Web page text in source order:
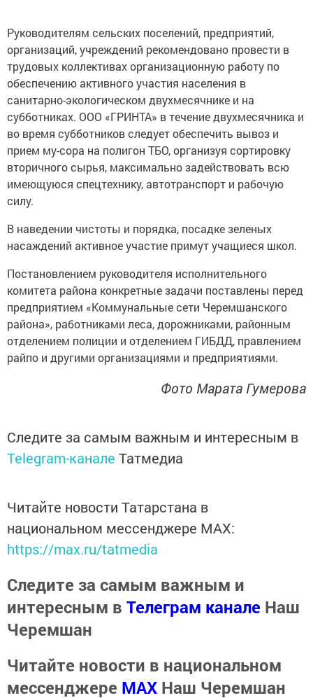
Руководителям сельских поселений, предприятий,
организаций, учреждений рекомендовано провести в
трудовых коллективах организационную работу по
обеспечению активного участия населения в
санитарно-экологическом двухмесячнике и на
субботниках. ООО «ГРИНТА» в течение двухмесячника и
во время субботников следует обеспечить вывоз и
прием му-сора на полигон ТБО, организуя сортировку
вторичного сырья, максимально задействовать всю
имеющуюся спецтехнику, автотранспорт и рабочую
силу.
В наведении чистоты и порядка, посадке зеленых
насаждений активное участие примут учащиеся школ.
Постановлением руководителя исполнительного
комитета района конкретные задачи поставлены перед
предприятием «Коммунальные сети Черемшанского
района», работниками леса, дорожниками, районным
отделением полиции и отделением ГИБДД, правлением
райпо и другими организациями и предприятиями.
Фото Марата Гумерова
Следите за самым важным и интересным в
Telegram-канале Татмедиа
Читайте новости Татарстана в
национальном мессенджере MАХ:
https://max.ru/tatmedia
Следите за самым важным и
интересным в Телеграм канале Наш
Черемшан
Читайте новости в национальном
мессенджере MАХ Наш Черемшан